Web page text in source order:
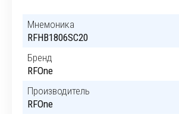
Мнемоника
RFHB1806SC20
Бренд
RFOne
Производитель
RFOne